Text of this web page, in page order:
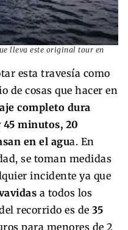
lleva este original tour en
esta travesía como
cosas que hacer en
completo dura
minutos, 20
en el agua. En
se toman medidas
incidente ya que
a todos los
recorrido es de 35
para menores de 2